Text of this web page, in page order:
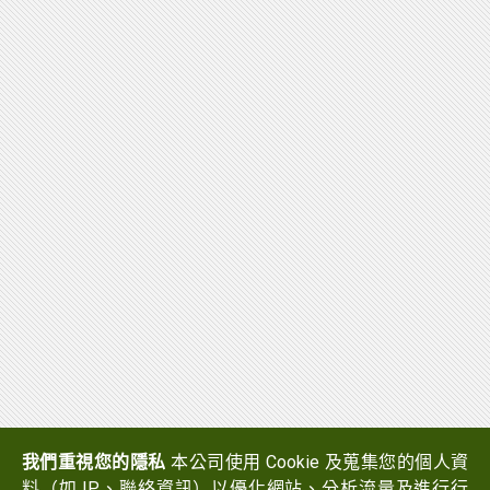
我們重視您的隱私 本公司使用 Cookie 及蒐集您的個人資